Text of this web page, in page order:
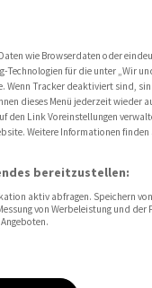
wie Browserdaten oder
für die unter „Wir
Wenn Tracker deaktiviert sind,
dieses Menü jederzeit wieder
den Link Voreinstellungen
Weitere Informationen finden
bereitzustellen:
aktiv abfragen. Speichern
von Werbeleistung und der